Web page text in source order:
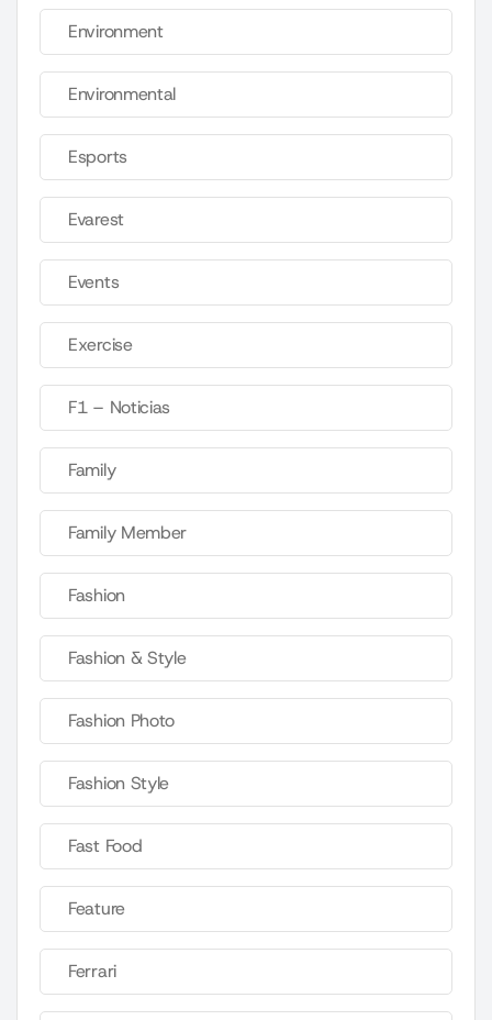
Environment
Environmental
Esports
Evarest
Events
Exercise
F1 – Noticias
Family
Family Member
Fashion
Fashion & Style
Fashion Photo
Fashion Style
Fast Food
Feature
Ferrari